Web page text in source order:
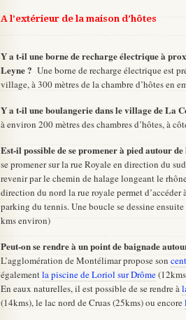
A l’extérieur de la maison d’hôtes
Y a t-il une borne de recharge électrique à
Leyne ? Une borne de recharge électrique est
village, à 300 mètres de la chambre d’hôtes en
Y a t-il une boulangerie dans le village de La
à environ 200 mètres des chambres d’hôtes, à
Est-il possible de se promener à pied autour de
se promener sur la rue Royale en direction du
revenir par le chemin de halage longeant le
direction du nord la rue royale permet
parking du tennis. Une boucle se dessine
kms environ)
Peut-on se rendre à un point de baignade
L’agglomération de Montélimar propose son
égalementla piscine de Loriol sur Drôme
En eaux naturelles, il est possible de se rendre à
(14kms), le lac nord de Cruas (25kms) ou encore